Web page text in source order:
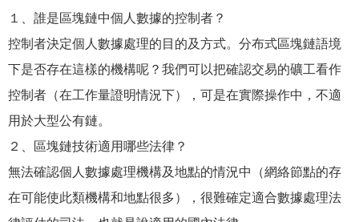
１、誰是區塊鏈中個人數據的控制者？
控制者決定個人數據處理的目的及方式。分布式區塊鏈語境
下是否存在這樣的機構呢？我們可以把確認交易的礦工看作
控制者（在工作量證明情況下），可是在實際操作中，不適
用於大型公有鏈。
２、區塊鏈技術適用哪些法律？
無法確認個人數據處理機構及地點的情況中（網絡節點的存
在可能使此類機構和地點很多），很難確定適合數據處理法